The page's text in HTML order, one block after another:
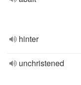
hinter
unchristened